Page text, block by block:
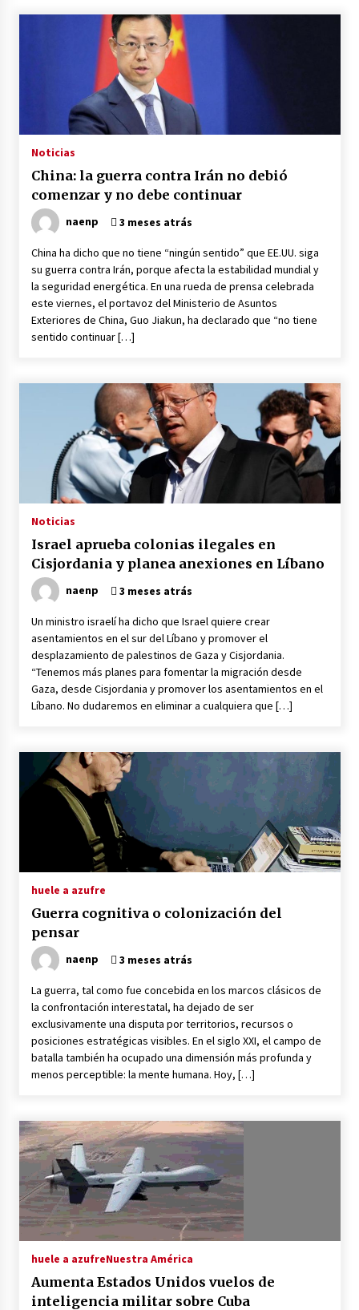
Noticias
China: la guerra contra Irán no debió
comenzar y no debe continuar
naenp 3 meses atrás
China ha dicho que no tiene “ningún sentido” que EE.UU. siga
su guerra contra Irán, porque afecta la estabilidad mundial y
la seguridad energética. En una rueda de prensa celebrada
este viernes, el portavoz del Ministerio de Asuntos
Exteriores de China, Guo Jiakun, ha declarado que “no tiene
sentido continuar […]
Noticias
Israel aprueba colonias ilegales en
Cisjordania y planea anexiones en Líbano
naenp 3 meses atrás
Un ministro israelí ha dicho que Israel quiere crear
asentamientos en el sur del Líbano y promover el
desplazamiento de palestinos de Gaza y Cisjordania.
“Tenemos más planes para fomentar la migración desde
Gaza, desde Cisjordania y promover los asentamientos en el
Líbano. No dudaremos en eliminar a cualquiera que […]
huele a azufre
Guerra cognitiva o colonización del
pensar
naenp 3 meses atrás
La guerra, tal como fue concebida en los marcos clásicos de
la confrontación interestatal, ha dejado de ser
exclusivamente una disputa por territorios, recursos o
posiciones estratégicas visibles. En el siglo XXI, el campo de
batalla también ha ocupado una dimensión más profunda y
menos perceptible: la mente humana. Hoy, […]
huele a azufreNuestra América
Aumenta Estados Unidos vuelos de
inteligencia militar sobre Cuba